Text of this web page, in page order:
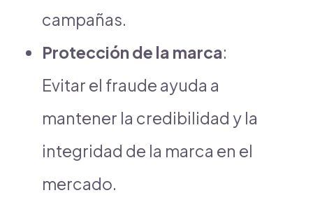
campañas.
Protección de la marca:
Evitar el fraude ayuda a
mantener la credibilidad y la
integridad de la marca en el
mercado.